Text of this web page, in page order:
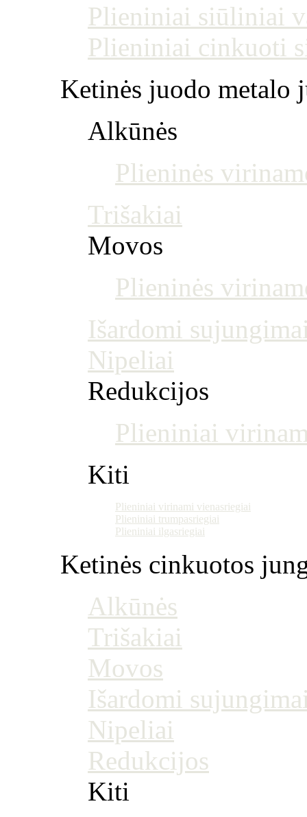
Plieniniai siūliniai
Plieniniai cinkuoti
Ketinės juodo metalo
Alkūnės
Plieninės
Trišakiai
Movos
Plieninės
Išardomi
Nipeliai
Redukcijos
Plieniniai
Kiti
Plieniniai virinami vienasriegiai
Plieniniai trumpasriegiai
Plieniniai ilgasriegiai
Ketinės cinkuotos
Alkūnės
Trišakiai
Movos
Išardomi
Nipeliai
Redukcijos
Kiti